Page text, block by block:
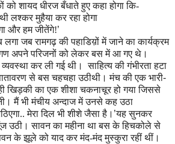
को शायद धीरज बँधाते हुए कहा होगा कि-
लश्कर मुहैया कर रहा होगा
और हम जीतेंगे!’
जब रामगढ़ की पहाडिय़ों में जाने का कार्यक्रम
अपने परिजनों को लेकर बस में आ गए थे।
कर ली गई थी। साहित्य की गंभीरता हटा
से बस चहचहा उठीथी । मंच की एक भारी-
खिड़की का एक शीशाचकनाचूर हो गया जिससे
मैं भी मंचीय अन्दाज में उनसे कह उठा
मेरा दिल भी शीशे जैसा है। ’यह सुनकर
उठी। सावन का महीना था बस के हिचकोले से
के झूले को याद कर मंद-मंद मुस्कुरा रहीं थीं।